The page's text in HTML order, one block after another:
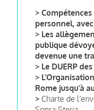
>
personnel,
> Les
publique
devenue une
> Le DUERP
>
Rome jusqu’à
> Charte de